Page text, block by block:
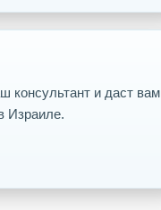
консультант и даст вам
Израиле.